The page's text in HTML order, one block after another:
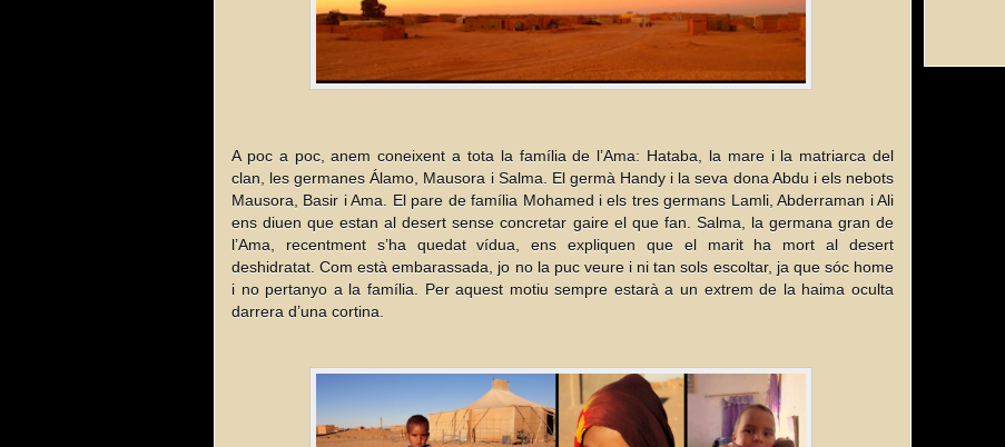
A poc a poc, anem coneixent a tota la família de l’Ama: Hataba, la mare i la matriarca del
clan, les germanes Álamo, Mausora i Salma. El germà Handy i la seva dona Abdu i els nebots
Mausora, Basir i Ama. El pare de família Mohamed i els tres germans Lamli, Abderraman i Ali
ens diuen que estan al desert sense concretar gaire el que fan. Salma, la germana gran de
l’Ama, recentment s’ha quedat vídua, ens expliquen que el marit ha mort al desert
deshidratat. Com està embarassada, jo no la puc veure i ni tan sols escoltar, ja que sóc home
i no pertanyo a la família. Per aquest motiu sempre estarà a un extrem de la haima oculta
darrera d’una cortina.